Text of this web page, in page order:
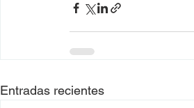
Entradas recientes